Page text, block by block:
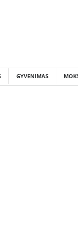
GYVENIMAS